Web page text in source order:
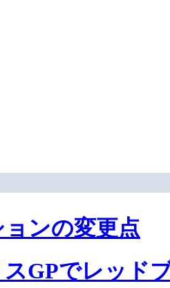
ンの変更点
GPでレッド